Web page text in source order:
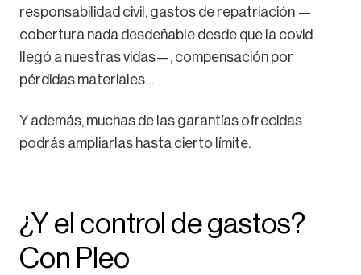
responsabilidad civil, gastos de repatriación —
cobertura nada desdeñable desde que la covid
llegó a nuestras vidas—, compensación por
pérdidas materiales…
Y además, muchas de las garantías ofrecidas
podrás ampliarlas hasta cierto límite.
¿Y el control de gastos?
Con Pleo